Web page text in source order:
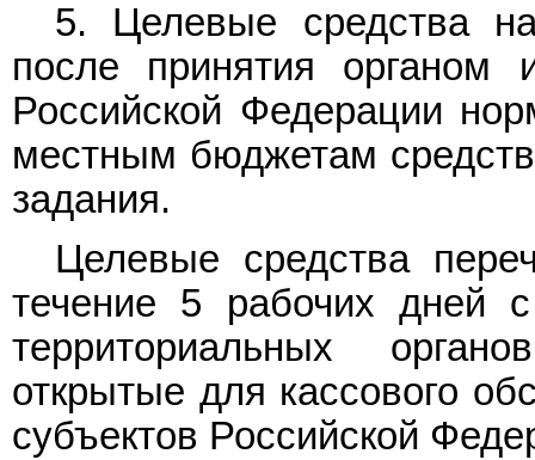
5. Целевые средства
после принятия органом
Российской Федерации
местным бюджетам
задания.
Целевые средства
течение 5 рабочих дней
территориальных
открытые для кассового
субъектов Российской